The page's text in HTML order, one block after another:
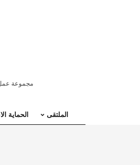
المنطقة
مجموعة عمل
الملتقى الحماية